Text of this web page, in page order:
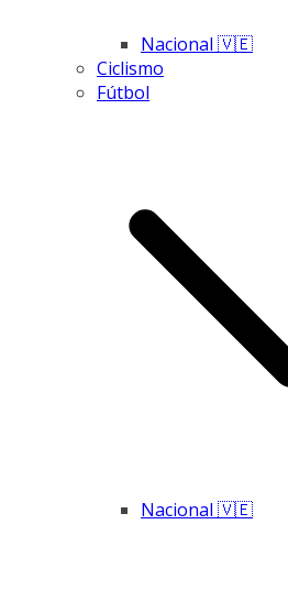
Nacional 🇻🇪
Ciclismo
Fútbol
Nacional 🇻🇪